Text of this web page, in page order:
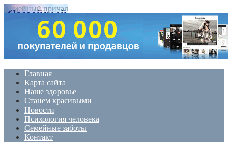
Семейный причал
Главная
Карта сайта
Наше здоровье
Станем красивыми
Новости
Психология человека
Семейные заботы
Контакт